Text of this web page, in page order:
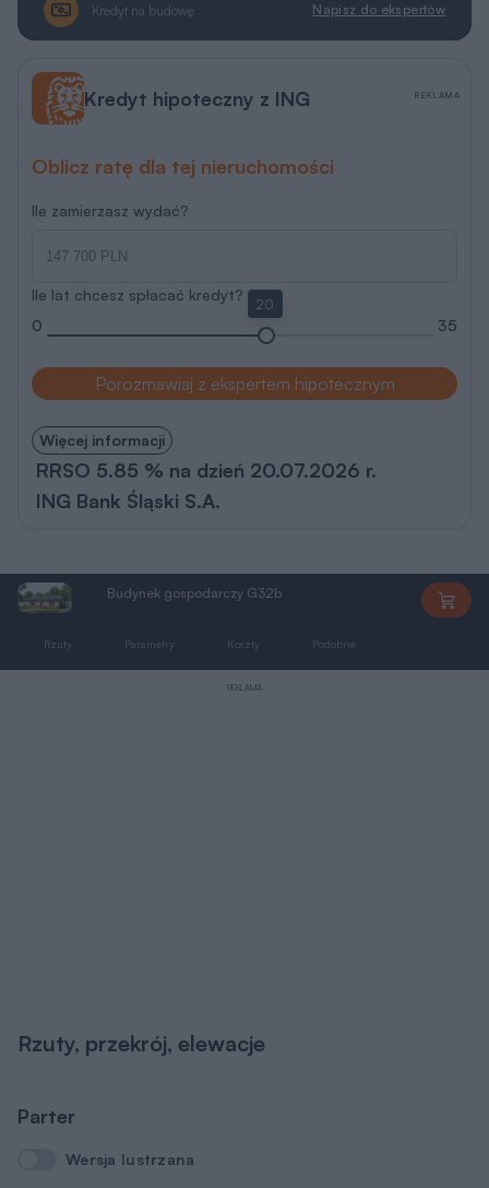
Kredyt na budowę Napisz do ekspertów
Kredyt hipoteczny z ING
Oblicz ratę dla tej nieruchomości
Ile zamierzasz wydać?
Ile lat chcesz spłacać kredyt?
0
20
35
Porozmawiaj z ekspertem hipotecznym
Więcej informacji
RRSO 5.85 % na dzień 20.07.2026 r.
ING Bank Śląski S.A.
REKLAMA
Budynek gospodarczy G32b
Rzuty Parametry Koszty Podobne
REKLAMA
Rzuty, przekrój, elewacje
Parter
Wersja lustrzana
Wersja lustrzana